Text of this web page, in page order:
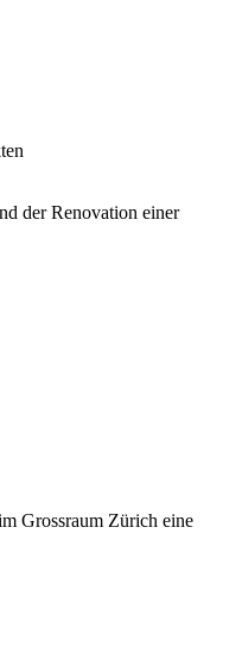
der Renovation einer
Grossraum Zürich eine